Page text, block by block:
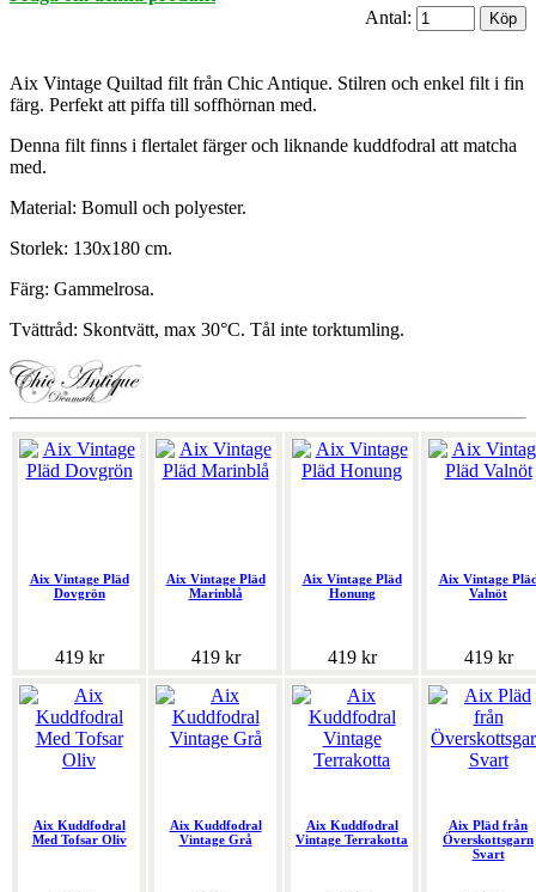
Antal:
Aix Vintage Quiltad filt från Chic Antique. Stilren och enkel filt i fin
färg. Perfekt att piffa till soffhörnan med.
Denna filt finns i flertalet färger och liknande kuddfodral att matcha
med.
Material: Bomull och polyester.
Storlek: 130x180 cm.
Färg: Gammelrosa.
Tvättråd: Skontvätt, max 30°C. Tål inte torktumling.
Aix Vintage Pläd
Dovgrön
419 kr
Aix Vintage Pläd
Marinblå
419 kr
Aix Vintage Pläd
Honung
419 kr
Aix Vintage
Valnöt
419 kr
Aix Kuddfodral
Med Tofsar Oliv
Aix Kuddfodral
Vintage Grå
Aix Kuddfodral
Vintage Terrakotta
Aix Pläd från
Överskottsgarn
Svart